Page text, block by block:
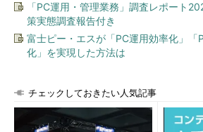
定］を選ぶと設定画面が現れる。
（2）このタブを選ぶ。
（3）
これをクリックすると、差出人のメールアド
追加するためのウィザードが起動する。
「PC運用・管理業務」調査レポート
策実態調査報告付き
富士ピー・エスが「PC運用効率化」「
化」を実現した方法は
チェックしておきたい人気記事